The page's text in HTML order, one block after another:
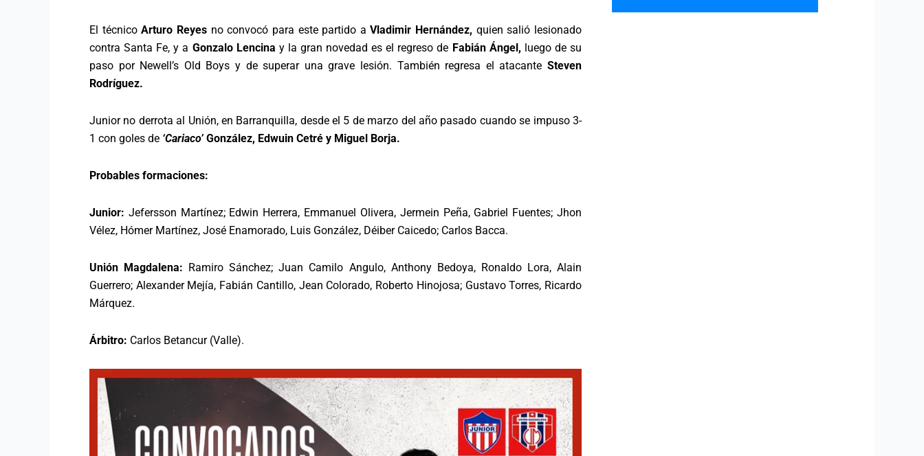
El técnicoArturo Reyesno convocó para este partido aVladimir Hernández, quien salió lesionado
contra Santa Fe, y a Gonzalo Lencina y la gran novedad es el regreso de Fabián Ángel, luego de su
paso por Newell’s Old Boys y de superar una grave lesión. También regresa el atacante Steven
Rodríguez.
Junior no derrota al Unión, en Barranquilla, desde el 5 de marzo del año pasado cuando se impuso 3-
1 con goles de ‘Cariaco’ González, Edwuin Cetré y Miguel Borja.
Probables formaciones:
Junior: Jefersson Martínez; Edwin Herrera, Emmanuel Olivera, Jermein Peña, Gabriel Fuentes; Jhon
Vélez, Hómer Martínez, José Enamorado, Luis González, Déiber Caicedo; Carlos Bacca.
Unión Magdalena: Ramiro Sánchez; Juan Camilo Angulo, Anthony Bedoya, Ronaldo Lora, Alain
Guerrero; Alexander Mejía, Fabián Cantillo, Jean Colorado, Roberto Hinojosa; Gustavo Torres, Ricardo
Márquez.
Árbitro: Carlos Betancur (Valle).